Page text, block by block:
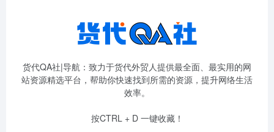
货代QA社|导航：致力于货代外贸人提供最全面、最实用的网
站资源精选平台，帮助你快速找到所需的资源，提升网络生活
效率。
按CTRL + D 一键收藏！